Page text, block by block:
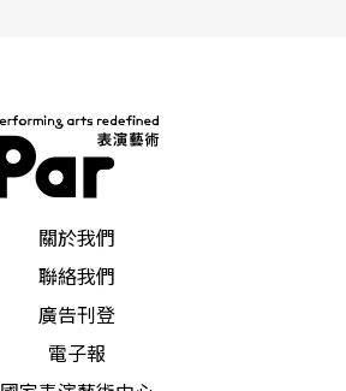
關於我們
聯絡我們
廣告刊登
電子報